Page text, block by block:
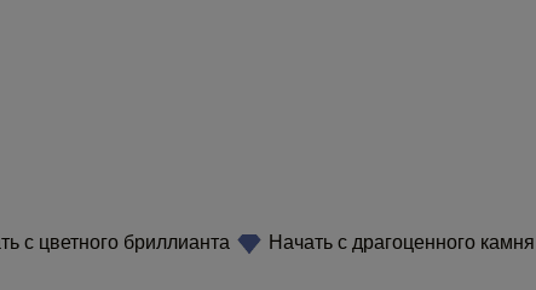
с цветного бриллианта Начать с драгоценного камня